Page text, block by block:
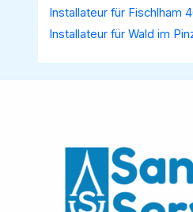
Installateur für Fischlham
Installateur für Wald im